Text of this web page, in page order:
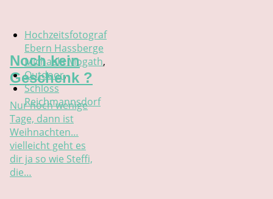
Hochzeitsfotograf
Ebern Hassberge
Michaela Mogath,
Outdoor,
Schloss
Reichmannsdorf
Noch kein
Geschenk ?
Nur noch wenige
Tage, dann ist
Weihnachten…
vielleicht geht es
dir ja so wie Steffi,
die…